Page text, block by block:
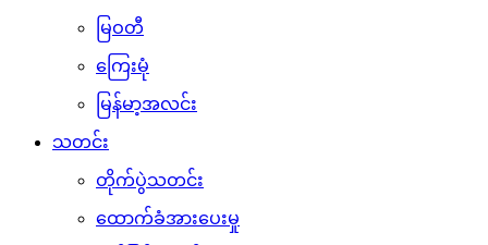
မြဝတီ
ကြေးမုံ
မြန်မာ့အလင်း
သတင်း
တိုက်ပွဲသတင်း
ထောက်ခံအားပေးမှု